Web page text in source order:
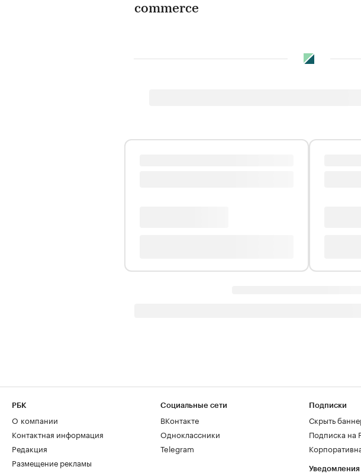
commerce
РБК
О компании
Контактная информация
Редакция
Размещение рекламы
Социальные сети
ВКонтакте
Одноклассники
Telegram
Подписки
Скрыть
Подписка на
Уведомления